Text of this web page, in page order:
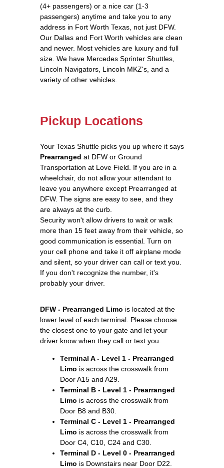
(4+ passengers) or a nice car (1-3
passengers) anytime and take you to any
address in Fort Worth Texas, not just DFW.
Our Dallas and Fort Worth vehicles are clean
and newer. Most vehicles are luxury and full
size. We have Mercedes Sprinter Shuttles,
Lincoln Navigators, Lincoln MKZ's, and a
variety of other vehicles.
Pickup Locations
Your Texas Shuttle picks you up where it says
Prearranged at DFW or Ground
Transportation at Love Field. If you are in a
wheelchair, do not allow your attendant to
leave you anywhere except Prearranged at
DFW. The signs are easy to see, and they
are always at the curb.
Security won't allow drivers to wait or walk
more than 15 feet away from their vehicle, so
good communication is essential. Turn on
your cell phone and take it off airplane mode
and silent, so your driver can call or text you.
If you don't recognize the number, it's
probably your driver.
DFW - Prearranged Limo is located at the
lower level of each terminal. Please choose
the closest one to your gate and let your
driver know when they call or text you.
Terminal A - Level 1 - Prearranged
Limo is across the crosswalk from
Door A15 and A29.
Terminal B - Level 1 - Prearranged
Limo is across the crosswalk from
Door B8 and B30.
Terminal C - Level 1 - Prearranged
Limo is across the crosswalk from
Door C4, C10, C24 and C30.
Terminal D - Level 0 - Prearranged
Limo is Downstairs near Door D22.